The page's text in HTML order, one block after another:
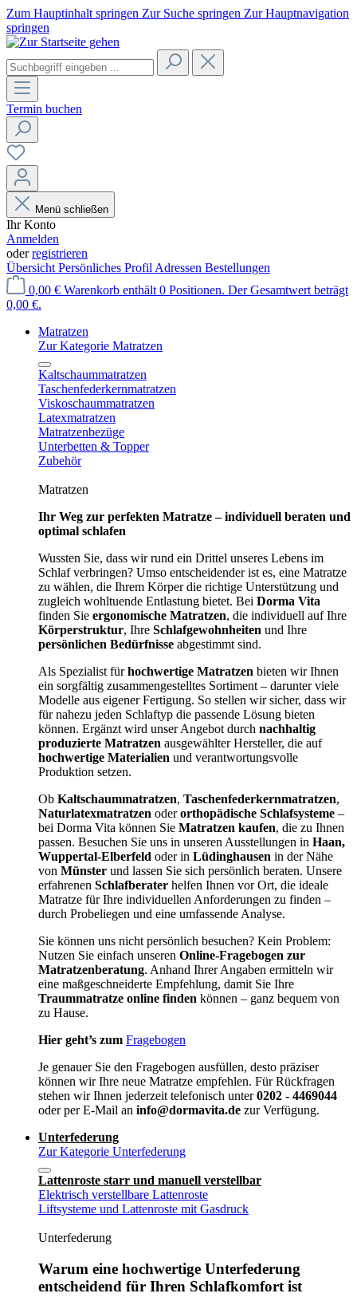
Zum Hauptinhalt springen Zur Suche springen Zur Hauptnavigation
springen
Termin buchen
Menü schließen
Ihr Konto
Anmelden
oderregistrieren
Übersicht Persönliches Profil Adressen Bestellungen
0,00 € Warenkorb enthält 0 Positionen. Der Gesamtwert beträgt
0,00 €.
Matratzen
Zur Kategorie Matratzen
Kaltschaummatratzen
Taschenfederkernmatratzen
Viskoschaummatratzen
Latexmatratzen
Matratzenbezüge
Unterbetten & Topper
Zubehör
Matratzen
Ihr Weg zur perfekten Matratze – individuell beraten und
optimal schlafen
Wussten Sie, dass wir rund ein Drittel unseres Lebens im
Schlaf verbringen? Umso entscheidender ist es, eine Matratze
zu wählen, die Ihrem Körper die richtige Unterstützung und
zugleich wohltuende Entlastung bietet. Bei Dorma Vita
finden Sie ergonomische Matratzen, die individuell auf Ihre
Körperstruktur, Ihre Schlafgewohnheiten und Ihre
persönlichen Bedürfnisse abgestimmt sind.
Als Spezialist fürhochwertige Matratzen bieten wir Ihnen
ein sorgfältig zusammengestelltes Sortiment – darunter viele
Modelle aus eigener Fertigung. So stellen wir sicher, dass wir
für nahezu jeden Schlaftyp die passende Lösung bieten
können. Ergänzt wird unser Angebot durch nachhaltig
produzierte Matratzen ausgewählter Hersteller, die auf
hochwertige Materialien und verantwortungsvolle
Produktion setzen.
Ob Kaltschaummatratzen, Taschenfederkernmatratzen,
Naturlatexmatratzen oderorthopädische Schlafsysteme –
bei Dorma Vita können Sie Matratzen kaufen, die zu Ihnen
passen. Besuchen Sie uns in unseren Ausstellungen in Haan,
Wuppertal-Elberfeld oder in Lüdinghausen in der Nähe
von Münster und lassen Sie sich persönlich beraten. Unsere
erfahrenen Schlafberater helfen Ihnen vor Ort, die ideale
Matratze für Ihre individuellen Anforderungen zu finden –
durch Probeliegen und eine umfassende Analyse.
Sie können uns nicht persönlich besuchen? Kein Problem:
Nutzen Sie einfach unseren Online-Fragebogen zur
Matratzenberatung. Anhand Ihrer Angaben ermitteln wir
eine maßgeschneiderte Empfehlung, damit Sie Ihre
Traummatratze online finden können – ganz bequem von
zu Hause.
Hier geht’s zum Fragebogen
Je genauer Sie den Fragebogen ausfüllen, desto präziser
können wir Ihre neue Matratze empfehlen. Für Rückfragen
stehen wir Ihnen jederzeit telefonisch unter0202 - 4469044
oder per E-Mail an info@dormavita.de zur Verfügung.
Unterfederung
Zur Kategorie Unterfederung
Lattenroste starr und manuell verstellbar
Elektrisch verstellbare Lattenroste
Liftsysteme und Lattenroste mit Gasdruck
Unterfederung
Warum eine hochwertige Unterfederung
entscheidend für Ihren Schlafkomfort ist